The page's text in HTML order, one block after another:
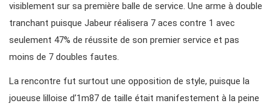
visiblement sur sa première balle de service. Une arme à double
tranchant puisque Jabeur réalisera 7 aces contre 1 avec
seulement 47% de réussite de son premier service et pas
moins de 7 doubles fautes.
La rencontre fut surtout une opposition de style, puisque la
joueuse lilloise d’1m87 de taille était manifestement à la peine